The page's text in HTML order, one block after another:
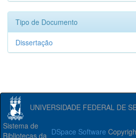
Tipo de Documento
Dissertação
UNIVERSIDADE FEDERAL DE
DSpace Software
Sistema de
Bibliotecas da